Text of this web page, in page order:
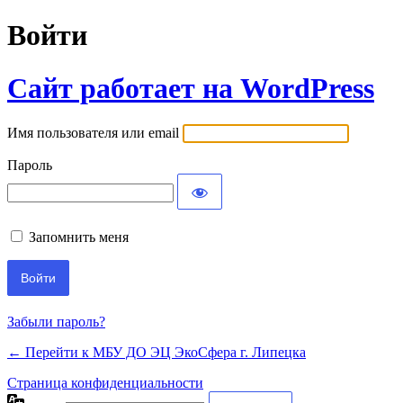
Войти
Сайт работает на WordPress
Имя пользователя или email
Пароль
Запомнить меня
Забыли пароль?
← Перейти к МБУ ДО ЭЦ ЭкоСфера г. Липецка
Страница конфиденциальности